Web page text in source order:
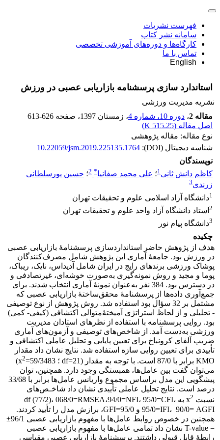
فهرست نشریات
سامانه نشر کتاب
کارگاه‌ها و دوره‌های آموزشی تخصصی
تماس با ما
English
استاندارد سازی پرسشنامه بازاریابی عصبی در ورزش
نشریه مدیریت ورزشی
مقاله 2
، دوره 10، شماره 4 ، زمستان 1397 ، صفحه 613-626
اصل مقاله (515.25 K
)
نوع مقاله: مقاله پژوهشی
شناسه دیجیتال (DOI):
10.22059/jsm.2019.225135.1764
نویسندگان
کاظم دانش ثانی1؛ علی محمد صفانیا*
2؛ حسین پورسلطانی
زرندی3
1دانشگاه آزاد اسلامی علوم و تحقیقات تهران
2 استاد دانشگاه آزاد واحد علوم و تحقیقات تهران
3دانشگاه پیام نور
چکیده
هدف از پژوهش حاضر استانداردسازی پرسشنامۀ بازاریابی عصبی
در ورزش بود. جامعۀ آماری این پژوهش شامل مصرف‌کنندگان
پوشاک ورزشی برندهای رایج در ایران شامل آدیداس، نایک، ریباک،
پوما و مجید و روش نمونه‌گیری به‌صورت خوشه‌ای، غیرتصادفی و
در دسترس بود. 384 نفر به‌عنوان نمونۀ آماری انتخاب شدند. برای
جمع‌آوری داده‌ها از پرسشنامۀ محقق‌ساختۀ بازاریابی عصبی که
مشتمل بر 32 سؤال بود استفاده شد. روش پژوهش از نوع توصیفی
- تحلیلی و از لحاظ استراتژی آمیختۀمتوالی اکتشافی (کیفی- کمی)
بود. روایی پرسشنامه با استفاده از نظرهای استادان مدیریت
ورزشی به‌دست آمد. از شاخص‌های توصیفی و آزمون‌های آماری
ضریب آلفای کرونباخ برای تعیین پایایی و تحلیل عاملی اکتشافی و
تأییدی برای تعیین روایی سازه استفاده شد. نتایج نشان داد مقدار
KMO برابر با 87/0 است. با توجه به مقدار (21=df ؛ 59/3483=x
2
)
می‌توان گفت بین عامل‌ها، همبستگی وجود دارد. همچنین، توان
پیشگویی این مدل براساس مجموع واریانس عامل‌ها برابر با 33/68
درصد است. نتایج تحلیل عاملی تأییدی نشان داد شاخـص‌های
نسبت x 2
به df (77/2)، 068/0=RMSEA،94/0=NFI، 95/0=CFI،
95/0=IFI، 90/0= AGFI و 95/0=GFI، برازش مدل را تأیید کردند.
همچنین در خصوص روابط عامل‌ها با مفهوم بازاریابی عصبی 96/1±
= T-value نشان داد تمامی عامل‌ها با مفهوم بازاریابی عصبی
رابطۀ قابل قبولی داشتند. پرسشنامۀ بازاریابی عصبی مقیاسی